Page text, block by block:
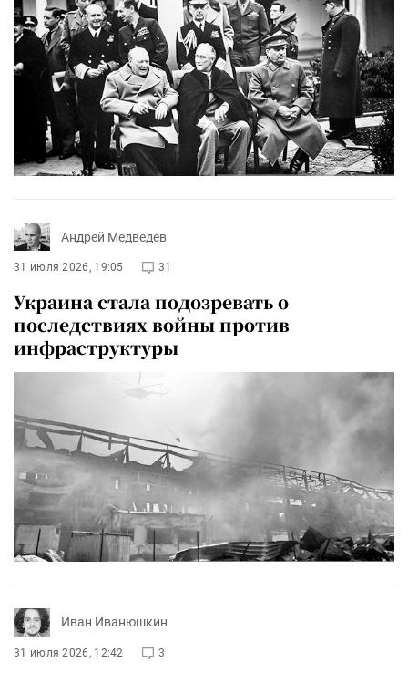
Андрей Медведев
31 июля 2026, 19:05 31
Украина стала подозревать о
последствиях войны против
инфраструктуры
Иван Иванюшкин
31 июля 2026, 12:42 3